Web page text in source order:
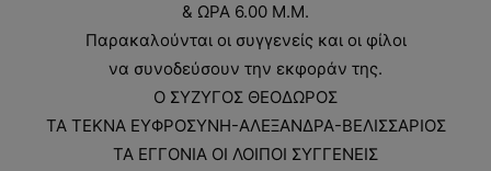
& ΩΡΑ 6.00 Μ.Μ.
Παρακαλούνται οι συγγενείς και οι φίλοι
να συνοδεύσουν την εκφοράν της.
Ο ΣΥΖΥΓΟΣ ΘΕΟΔΩΡΟΣ
ΤΑ ΤΕΚΝΑ ΕΥΦΡΟΣΥΝΗ-ΑΛΕΞΑΝΔΡΑ-ΒΕΛΙΣΣΑΡΙΟΣ
ΤΑ ΕΓΓΟΝΙΑ ΟΙ ΛΟΙΠΟΙ ΣΥΓΓΕΝΕΙΣ